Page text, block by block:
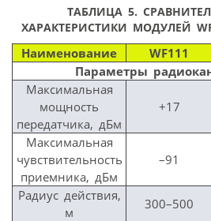
ТАБЛИЦА 5.
ХАРАКТЕРИСТИКИ МОДУЛЕЙ
Наименование WF111
Параметры
Максимальная
мощность
передатчика, дБм
+17
Максимальная
чувствительность
приемника, дБм
–91
Радиус действия,
м
300–500